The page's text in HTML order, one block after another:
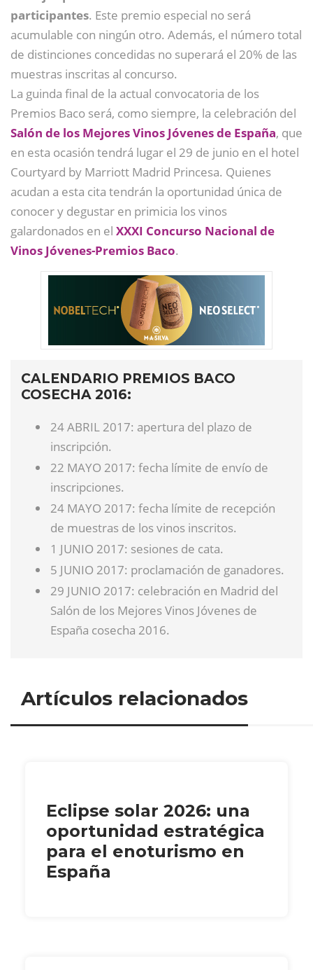
participantes. Este premio especial no será
acumulable con ningún otro. Además, el número total
de distinciones concedidas no superará el 20% de las
muestras inscritas al concurso.
La guinda final de la actual convocatoria de los
Premios Baco será, como siempre, la celebración del
Salón de los Mejores Vinos Jóvenes de España, que
en esta ocasión tendrá lugar el 29 de junio en el hotel
Courtyard by Marriott Madrid Princesa. Quienes
acudan a esta cita tendrán la oportunidad única de
conocer y degustar en primicia los vinos
galardonados en el XXXI Concurso Nacional de
Vinos Jóvenes-Premios Baco.
CALENDARIO PREMIOS BACO
COSECHA 2016:
24 ABRIL 2017: apertura del plazo de
inscripción.
22 MAYO 2017: fecha límite de envío de
inscripciones.
24 MAYO 2017: fecha límite de recepción
de muestras de los vinos inscritos.
1 JUNIO 2017: sesiones de cata.
5 JUNIO 2017: proclamación de ganadores.
29 JUNIO 2017: celebración en Madrid del
Salón de los Mejores Vinos Jóvenes de
España cosecha 2016.
Artículos relacionados
Eclipse solar 2026: una
oportunidad estratégica
para el enoturismo en
España